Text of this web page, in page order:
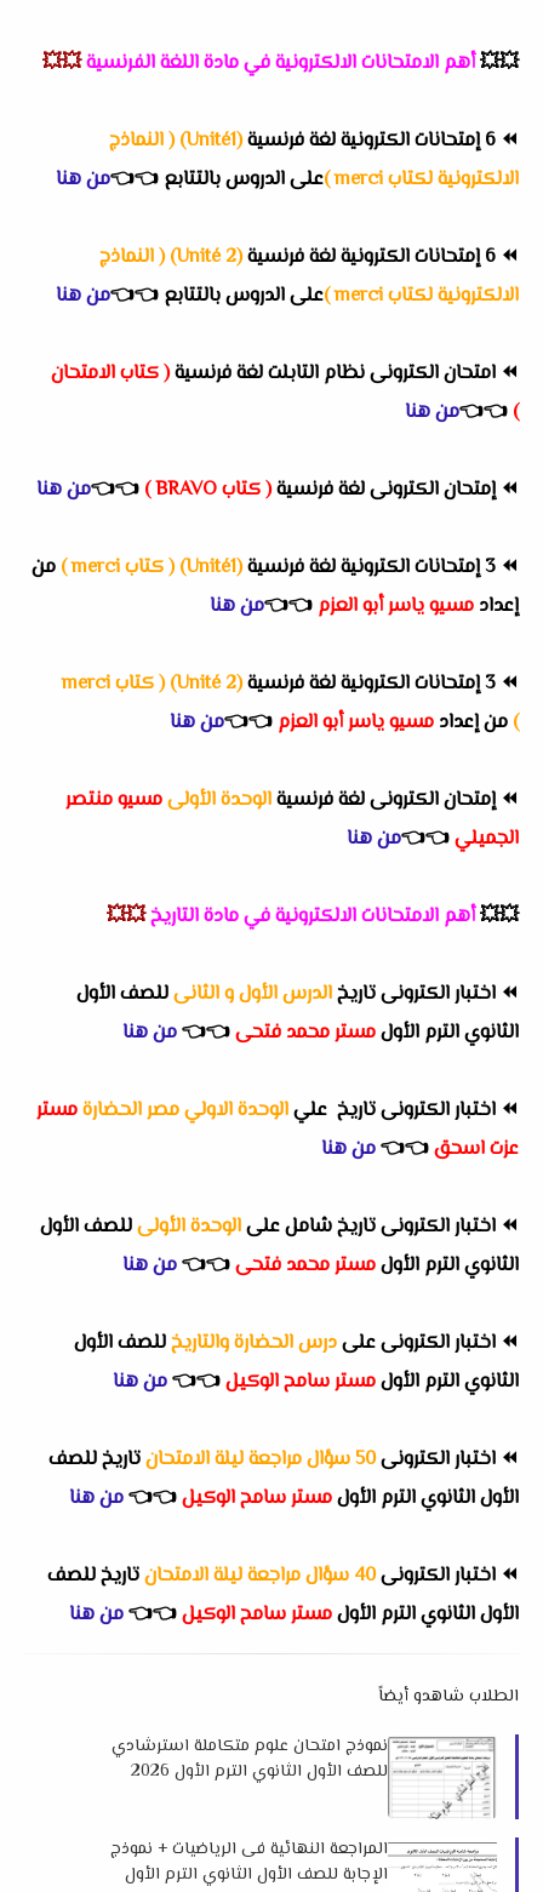
💥💥أهم الامتحانات الالكترونية في مادة اللغة الفرنسية💥💥
⏪ 6 إمتحانات الكترونية لغة فرنسية
(Unité1) ( النماذج
الالكترونية لكتاب merci )
على الدروس بالتتابع 👈
👈من هنا
⏪ 6 إمتحانات الكترونية لغة فرنسية
(Unité 2) ( النماذج
الالكترونية لكتاب merci )
على الدروس بالتتابع 👈
👈من هنا
⏪ امتحان الكترونى نظام التابلت لغة فرنسية( كتاب الامتحان
)
👈
👈من هنا
⏪إمتحان الكترونى لغة فرنسية( كتاب BRAVO ) 👈
👈من هنا
⏪ 3 إمتحانات الكترونية لغة فرنسية (Unité1) ( كتاب merci )
من
إعداد مسيو ياسر أبو العزم 👈
👈من هنا
⏪ 3 إمتحانات الكترونية لغة فرنسية
(Unité 2) ( كتاب merci
) من إعداد مسيو ياسر أبو العزم 👈
👈من هنا
⏪إمتحان الكترونى لغة فرنسيةالوحدة الأولىمسيو منتصر
الجميلي👈
👈من هنا
💥💥أهم الامتحانات الالكترونية في مادة التاريخ💥💥
⏪ اختبار الكترونى تاريخالدرس الأول و الثانىللصف الأول
الثانوي الترم الأولمستر محمد فتحى👈
👈من هنا
⏪ اختبار الكترونىتاريخ عليالوحدة الاولي مصر الحضارةمستر
عزت اسحق👈
👈من هنا
⏪ اختبار الكترونى تاريخ شامل علىالوحدة الأولىللصف الأول
الثانوي الترم الأولمستر محمد فتحى👈
👈من هنا
⏪ اختبار الكترونى علىدرس الحضارة والتاريخللصف الأول
الثانوي الترم الأولمستر سامح الوكيل👈
👈من هنا
⏪ اختبار الكترونى50 سؤال مراجعة ليلة الامتحان
تاريخ للصف
الأول الثانوي الترم الأولمستر سامح الوكيل👈
👈من هنا
⏪ اختبار الكترونى40 سؤال مراجعة ليلة الامتحان
تاريخ للصف
الأول الثانوي الترم الأولمستر سامح الوكيل👈
👈من هنا
الطلاب شاهدو أيضاً
نموذج امتحان علوم متكاملة استرشادي
للصف الأول الثانوي الترم الأول 2026
المراجعة النهائية فى الرياضيات + نموذج
الإجابة للصف الأول الثانوي الترم الأول